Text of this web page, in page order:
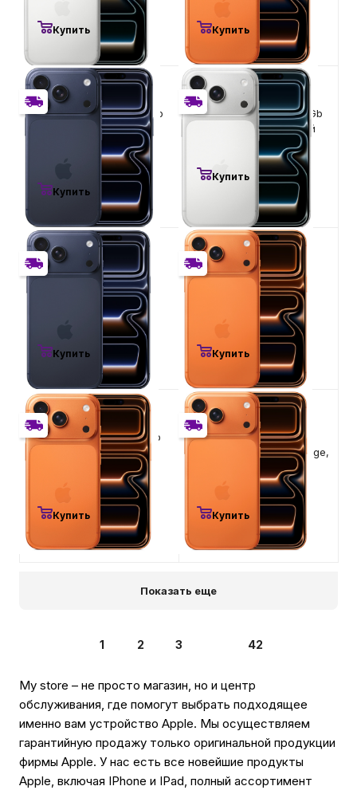
Купить Купить
98 900₽
Apple iPhone 17 Pro 256Gb
eSIM Deep Blue, Глубокий
Есть в наличии
Купить
99 900₽
Apple iPhone 17 Pro 256Gb
eSIM Silver, серебристый
Есть в наличии
Купить
102 400
Apple iPhone 17 Pro Max
256Gb eSIM Deep Blue,
Есть в наличии
Купить
104 400
Apple iPhone 17 Pro Max
256Gb eSIM Cosmic
Orange, оранжевый
Есть в наличии
Купить
113 400₽
Apple iPhone 17 Pro 512Gb
eSIM Cosmic Orange,
Есть в наличии
Купить
119 900
Apple iPhone 17 Pro Max
512Gb eSIM Cosmic Orange,
Есть в наличии
Купить
Показать еще
1 2 3 42
My store – не просто магазин, но и центр
обслуживания, где помогут выбрать подходящее
именно вам устройство Apple. Мы осуществляем
гарантийную продажу только оригинальной продукции
фирмы Apple. У нас есть все новейшие продукты
Apple, включая IPhone и IPad, полный ассортимент